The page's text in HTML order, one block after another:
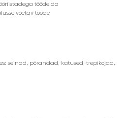
töödelda
võetav toode
seinad, põrandad, katused, trepikojad,